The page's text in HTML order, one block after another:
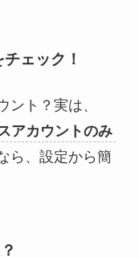
ェック！
ント？実は、
アカウントのみ
ら、設定から簡